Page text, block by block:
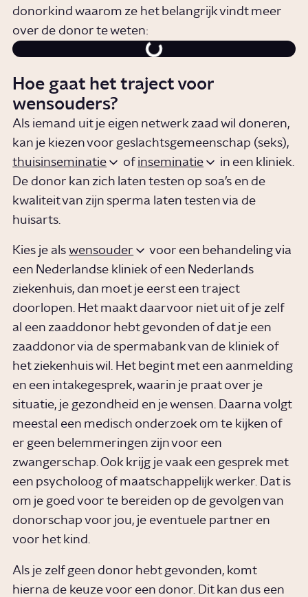
donorkind waarom ze het belangrijk vindt meer
over de donor te weten:
Hoe gaat het traject voor
wensouders?
Als iemand uit je eigen netwerk zaad wil doneren,
kan je kiezen voor geslachtsgemeenschap (seks),
thuisinseminatie
of inseminatie
in een kliniek.
De donor kan zich laten testen op soa’s en de
kwaliteit van zijn sperma laten testen via de
huisarts.
Kies je alswensouder
voor een behandeling via
een Nederlandse kliniek of een Nederlands
ziekenhuis, dan moet je eerst een traject
doorlopen. Het maakt daarvoor niet uit of je zelf
al een zaaddonor hebt gevonden of dat je een
zaaddonor via de spermabank van de kliniek of
het ziekenhuis wil. Het begint met een aanmelding
en een intakegesprek, waarin je praat over je
situatie, je gezondheid en je wensen. Daarna volgt
meestal een medisch onderzoek om te kijken of
er geen belemmeringen zijn voor een
zwangerschap. Ook krijg je vaak een gesprek met
een psycholoog of maatschappelijk werker. Dat is
om je goed voor te bereiden op de gevolgen van
donorschap voor jou, je eventuele partner en
voor het kind.
Als je zelf geen donor hebt gevonden, komt
hierna de keuze voor een donor. Dit kan dus een